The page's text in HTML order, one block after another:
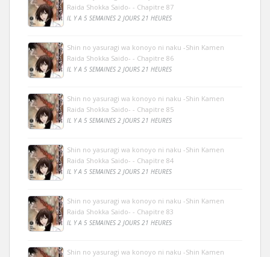
Raida Shokka Saido- - Chapitre 87
IL Y A 5 SEMAINES 2 JOURS 21 HEURES
Shin no yasuragi wa konoyo ni naku -Shin Kamen
Raida Shokka Saido- - Chapitre 86
IL Y A 5 SEMAINES 2 JOURS 21 HEURES
Shin no yasuragi wa konoyo ni naku -Shin Kamen
Raida Shokka Saido- - Chapitre 85
IL Y A 5 SEMAINES 2 JOURS 21 HEURES
Shin no yasuragi wa konoyo ni naku -Shin Kamen
Raida Shokka Saido- - Chapitre 84
IL Y A 5 SEMAINES 2 JOURS 21 HEURES
Shin no yasuragi wa konoyo ni naku -Shin Kamen
Raida Shokka Saido- - Chapitre 83
IL Y A 5 SEMAINES 2 JOURS 21 HEURES
Shin no yasuragi wa konoyo ni naku -Shin Kamen